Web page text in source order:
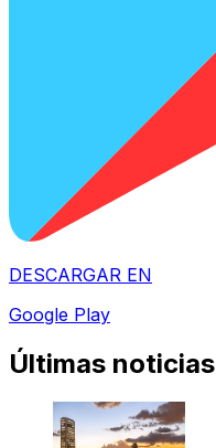
DESCARGAR EN
Google Play
Últimas noticias